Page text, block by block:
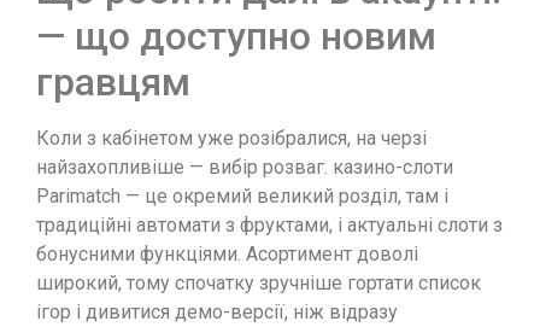
— що доступно новим
гравцям
Коли з кабінетом уже розібралися, на черзі
найзахопливіше — вибір розваг. казино-слоти
Parimatch — це окремий великий розділ, там і
традиційні автомати з фруктами, і актуальні слоти з
бонусними функціями. Асортимент доволі
широкий, тому спочатку зручніше гортати список
ігор і дивитися демо-версії, ніж відразу